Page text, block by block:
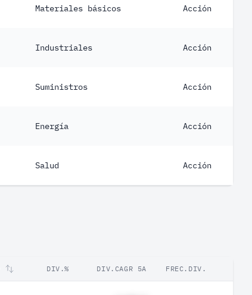
Materiales básicos Acción
Industriales Acción
Suministros Acción
Energía Acción
Salud Acción
DIV.% DIV.CAGR 5A FREC.DIV.